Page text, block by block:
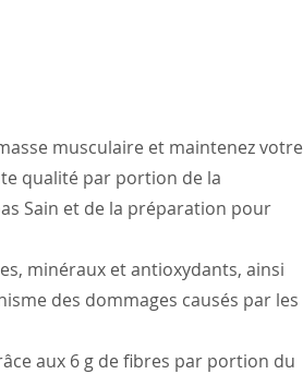
musculaire et maintenez votre
qualité par portion de la
Sain et de la préparation pour
minéraux et antioxydants, ainsi
des dommages causés par les
aux 6 g de fibres par portion du